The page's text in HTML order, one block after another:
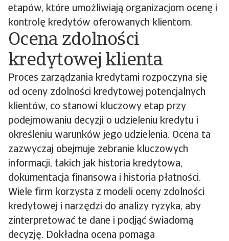
etapów, które umożliwiają organizacjom ocenę i
kontrolę kredytów oferowanych klientom.
Ocena zdolności
kredytowej klienta
Proces zarządzania kredytami rozpoczyna się
od oceny zdolności kredytowej potencjalnych
klientów, co stanowi kluczowy etap przy
podejmowaniu decyzji o udzieleniu kredytu i
określeniu warunków jego udzielenia. Ocena ta
zazwyczaj obejmuje zebranie kluczowych
informacji, takich jak historia kredytowa,
dokumentacja finansowa i historia płatności.
Wiele firm korzysta z modeli oceny zdolności
kredytowej i narzędzi do analizy ryzyka, aby
zinterpretować te dane i podjąć świadomą
decyzję. Dokładna ocena pomaga